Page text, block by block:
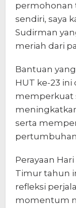
permohonan
sendiri, saya
Sudirman
meriah dari
Bantuan
HUT ke-23
memperkuat
serta
Perayaan
Timur tahun
refleksi
momentum